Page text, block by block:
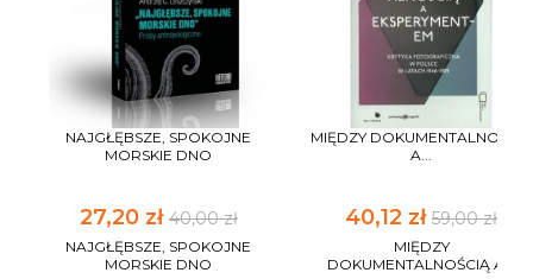
NAJGŁĘBSZE, SPOKOJNE
MORSKIE DNO
27,20 zł40,00 zł
NAJGŁĘBSZE, SPOKOJNE
MORSKIE DNO
MIĘDZY DOKUMENTALNOŚCIĄ
A...
40,12 zł 59,00 zł
MIĘDZY
DOKUMENTALNOŚCIĄ A...